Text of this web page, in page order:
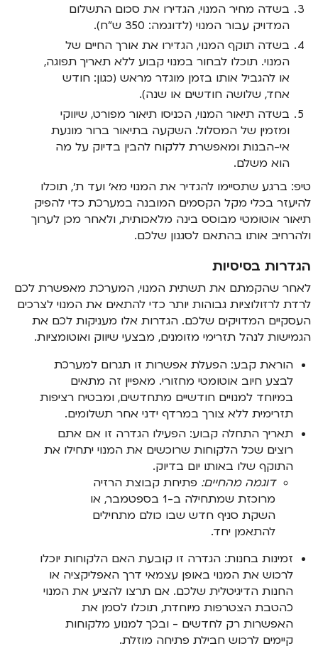
בשדה מחיר המנוי, הגדירו את סכום התשלום
המדויק עבור המנוי (לדוגמה: 350 ש"ח).
בשדה תוקף המנוי, הגדירו את אורך החיים של
המנוי. תוכלו לבחור במנוי קבוע ללא תאריך תפוגה,
או להגביל אותו בזמן מוגדר מראש (כגון: חודש
אחד, שלושה חודשים או שנה).
בשדה תיאור המנוי, הכניסו תיאור מפורט, שיווקי
ומזמין של המסלול. השקעה בתיאור ברור מונעת
אי-הבנות ומאפשרת ללקוח להבין בדיוק על מה
הוא משלם.
טיפ: ברגע שתסיימו להגדיר את המנוי מא׳ ועד ת׳, תוכלו
להיעזר בכלי מקל הקסמים המובנה במערכת כדי להפיק
תיאור אוטומטי מבוסס בינה מלאכותית, ולאחר מכן לערוך
ולהרחיב אותו בהתאם לסגנון שלכם.
הגדרות בסיסיות
לאחר שהקמתם את תשתית המנוי, המערכת מאפשרת לכם
לרדת לרזולוציות גבוהות יותר כדי להתאים את המנוי לצרכים
העסקיים המדויקים שלכם. הגדרות אלו מעניקות לכם את
הגמישות לנהל תזרימי מזומנים, מבצעי שיווק ואוטומציות.
הוראת קבע: הפעלת אפשרות זו תגרום למערכת
לבצע חיוב אוטומטי מחזורי. מאפיין זה מתאים
במיוחד למנויים חודשיים מתחדשים, ומבטיח רציפות
תזרימית ללא צורך במרדף ידני אחר תשלומים.
תאריך התחלה קבוע: הפעילו הגדרה זו אם אתם
רוצים שכל הלקוחות שרוכשים את המנוי יתחילו את
התוקף שלו באותו יום בדיוק.
דוגמה מהחיים: פתיחת קבוצת הרזיה
מרוכזת שמתחילה ב-1 בספטמבר, או
השקת סניף חדש שבו כולם מתחילים
להתאמן יחד.
זמינות בחנות: הגדרה זו קובעת האם הלקוחות יוכלו
לרכוש את המנוי באופן עצמאי דרך האפליקציה או
החנות הדיגיטלית שלכם. אם תרצו להציע את המנוי
כהטבת הצטרפות מיוחדת, תוכלו לסמן את
האפשרות רק לחדשים - ובכך למנוע מלקוחות
קיימים לרכוש חבילת פתיחה מוזלת.